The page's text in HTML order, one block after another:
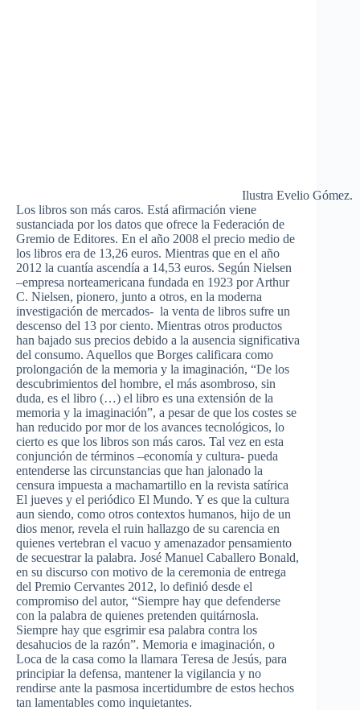
Ilustra Evelio Gómez.
Los libros son más caros. Está afirmación viene
sustanciada por los datos que ofrece la Federación de
Gremio de Editores. En el año 2008 el precio medio de
los libros era de 13,26 euros. Mientras que en el año
2012 la cuantía ascendía a 14,53 euros. Según Nielsen
–empresa norteamericana fundada en 1923 por Arthur
C. Nielsen, pionero, junto a otros, en la moderna
investigación de mercados- la venta de libros sufre un
descenso del 13 por ciento. Mientras otros productos
han bajado sus precios debido a la ausencia significativa
del consumo. Aquellos que Borges calificara como
prolongación de la memoria y la imaginación, “De los
descubrimientos del hombre, el más asombroso, sin
duda, es el libro (…) el libro es una extensión de la
memoria y la imaginación”, a pesar de que los costes se
han reducido por mor de los avances tecnológicos, lo
cierto es que los libros son más caros. Tal vez en esta
conjunción de términos –economía y cultura- pueda
entenderse las circunstancias que han jalonado la
censura impuesta a machamartillo en la revista satírica
El jueves y el periódico El Mundo. Y es que la cultura
aun siendo, como otros contextos humanos, hijo de un
dios menor, revela el ruin hallazgo de su carencia en
quienes vertebran el vacuo y amenazador pensamiento
de secuestrar la palabra. José Manuel Caballero Bonald,
en su discurso con motivo de la ceremonia de entrega
del Premio Cervantes 2012, lo definió desde el
compromiso del autor, “Siempre hay que defenderse
con la palabra de quienes pretenden quitárnosla.
Siempre hay que esgrimir esa palabra contra los
desahucios de la razón”. Memoria e imaginación, o
Loca de la casa como la llamara Teresa de Jesús, para
principiar la defensa, mantener la vigilancia y no
rendirse ante la pasmosa incertidumbre de estos hechos
tan lamentables como inquietantes.